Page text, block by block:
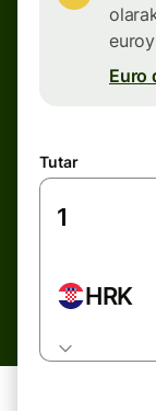
Euro
Tutar
HRK